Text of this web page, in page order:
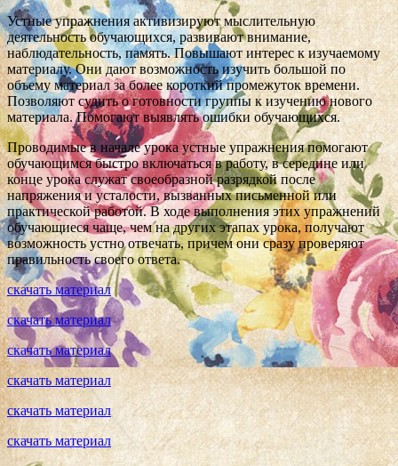
Устные упражнения активизируют мыслительную
деятельность обучающихся, развивают внимание,
наблюдательность, память. Повышают интерес к изучаемому
материалу. Они дают возможность изучить большой по
объему материал за более короткий промежуток времени.
Позволяют судить о готовности группы к изучению нового
материала. Помогают выявлять ошибки обучающихся.
Проводимые в начале урока устные упражнения помогают
обучающимся быстро включаться в работу, в середине или
конце урока служат своеобразной разрядкой после
напряжения и усталости, вызванных письменной или
практической работой. В ходе выполнения этих упражнений
обучающиеся чаще, чем на других этапах урока, получают
возможность устно отвечать, причем они сразу проверяют
правильность своего ответа.
скачать материал
скачать материал
скачать материал
скачать материал
скачать материал
скачать материал